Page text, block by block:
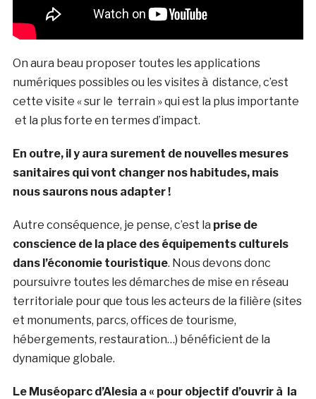
On aura beau proposer toutes les applications
numériques possibles ou les visites à distance, c’est
cette visite « sur le terrain » qui est la plus importante
et la plus forte en termes d’impact.
En outre, il y aura surement de nouvelles mesures
sanitaires qui vont changer nos habitudes, mais
nous saurons nous adapter !
Autre conséquence, je pense, c’est la prise de
conscience de la place des équipements culturels
dans l’économie touristique. Nous devons donc
poursuivre toutes les démarches de mise en réseau
territoriale pour que tous les acteurs de la filière (sites
et monuments, parcs, offices de tourisme,
hébergements, restauration…) bénéficient de la
dynamique globale.
Le Muséoparc d’Alesia a « pour objectif d’ouvrir à la